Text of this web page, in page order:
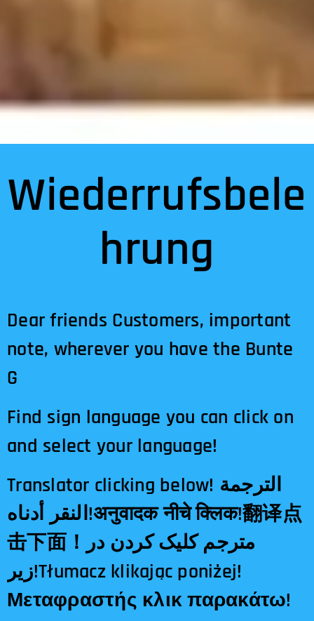
Wiederrufsbele
hrung
Dear friends Customers, important
note, wherever you have the Bunte
G
Find sign language you can click on
and select your language!
Translator clicking below! الترجمة
النقر أدناه!अनुवादक नीचे क्लिक!翻译点
击下面！مترجم کلیک کردن در
زیر!Tłumacz klikając poniżej!
Μεταφραστής κλικ παρακάτω!